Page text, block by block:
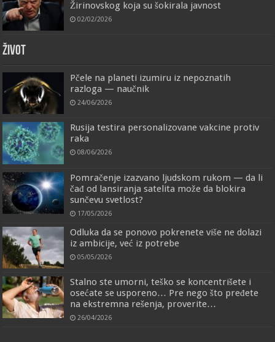
Žirinovskog koja su šokirala javnost
02/02/2026
ŽIVOT
Pčele na planeti izumiru iz nepoznatih
razloga — naučnik
24/06/2026
Rusija testira personalizovane vakcine protiv
raka
08/06/2026
Pomračenje izazvano ljudskom rukom — da li
čađ od lansiranja satelita može da blokira
sunčevu svetlost?
17/05/2026
Odluka da se ponovo pokrenete više ne dolazi
iz ambicije, već iz potrebe
05/05/2026
Stalno ste umorni, teško se koncentrišete i
osećate se usporeno… Pre nego što pređete
na ekstremna rešenja, proverite…
26/04/2026